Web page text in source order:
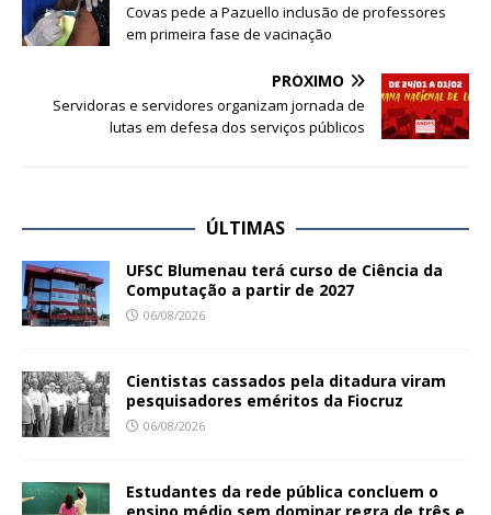
Covas pede a Pazuello inclusão de professores
em primeira fase de vacinação
PRÓXIMO
Servidoras e servidores organizam jornada de
lutas em defesa dos serviços públicos
ÚLTIMAS
UFSC Blumenau terá curso de Ciência da
Computação a partir de 2027
06/08/2026
Cientistas cassados pela ditadura viram
pesquisadores eméritos da Fiocruz
06/08/2026
Estudantes da rede pública concluem o